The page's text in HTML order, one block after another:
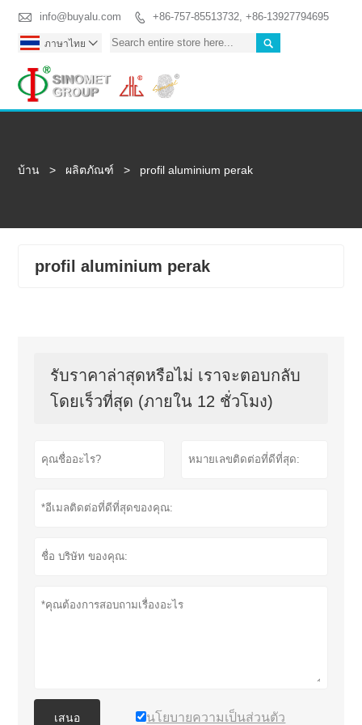
 info@buyalu.com  +86-757-85513732, +86-13927794695

ภาษาไทย 
บ้าน > ผลิตภัณฑ์ > profil aluminium perak
profil aluminium perak
รับราคาล่าสุดหรือไม่ เราจะตอบกลับ
โดยเร็วที่สุด (ภายใน 12 ชั่วโมง)
เสนอ นโยบายความเป็นส่วนตัว